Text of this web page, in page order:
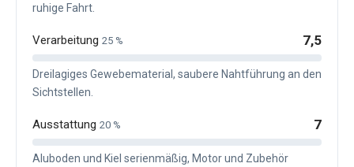
ruhige Fahrt.
Verarbeitung 25 % 7,5
Dreilagiges Gewebematerial, saubere Nahtführung an den
Sichtstellen.
Ausstattung 20 % 7
Aluboden und Kiel serienmäßig, Motor und Zubehör